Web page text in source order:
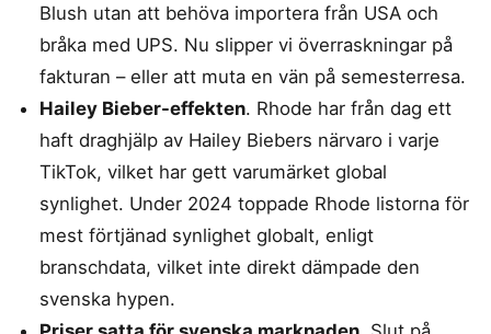
Blush utan att behöva importera från USA och
bråka med UPS. Nu slipper vi överraskningar på
fakturan – eller att muta en vän på semesterresa.
Hailey Bieber-effekten. Rhode har från dag ett
haft draghjälp av Hailey Biebers närvaro i varje
TikTok, vilket har gett varumärket global
synlighet. Under 2024 toppade Rhode listorna för
mest förtjänad synlighet globalt, enligt
branschdata, vilket inte direkt dämpade den
svenska hypen.